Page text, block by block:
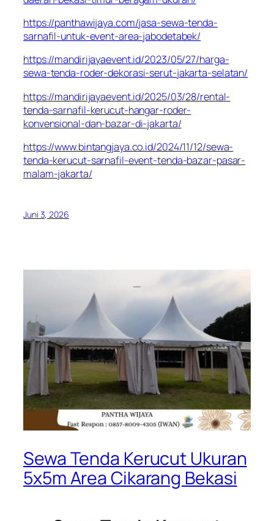
https://panthawijaya.com/jasa-sewa-tenda-
sarnafil-untuk-event-area-jabodetabek/
https://mandirijayaevent.id/2023/05/27/harga-
sewa-tenda-roder-dekorasi-serut-jakarta-selatan/
https://mandirijayaevent.id/2025/03/28/rental-
tenda-sarnafil-kerucut-hangar-roder-
konvensional-dan-bazar-di-jakarta/
https://www.bintangjaya.co.id/2024/11/12/sewa-
tenda-kerucut-sarnafil-event-tenda-bazar-pasar-
malam-jakarta/
Juni 3, 2026
Sewa Tenda Kerucut Ukuran
5x5m Area Cikarang Bekasi